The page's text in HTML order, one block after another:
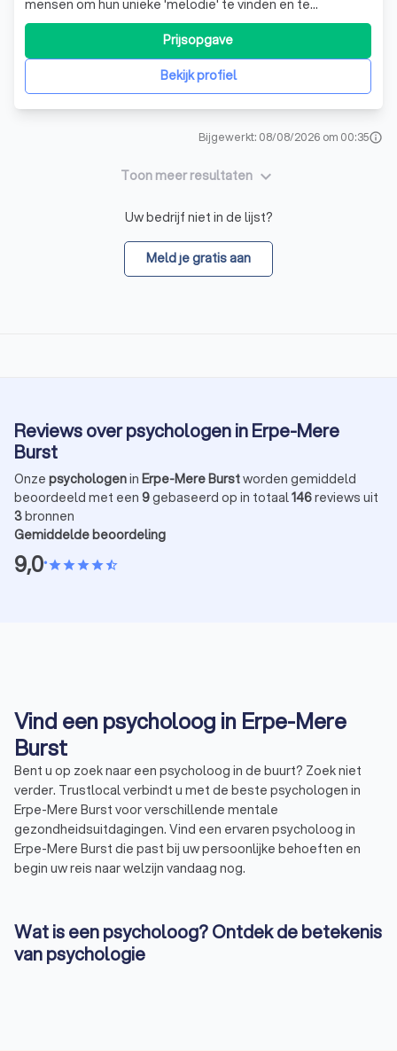
mensen om hun unieke 'melodie' te vinden en te
versterken. Als ervaren psychologen en
psychotherapeuten, begrijpen we dat ieder individu een
uniek verhaal heeft, en we zijn er om te luisteren, te
begrijpen en te begeleiden. Onze aanpak is gebas
Bekijk profiel
Prijsopgave
Bijgewerkt: 08/08/2026 om 00:35info
Toon meer resultaten keyboard_arrow_down
Uw bedrijf niet in de lijst?
Meld je gratis aan
Reviews over psychologen in Erpe-Mere
Burst
Onze psychologenin Erpe-Mere Burstworden gemiddeld
beoordeeld met een 9gebaseerd op in totaal146reviews uit
3bronnen
Gemiddelde beoordeling
9,0•starstarstarstarstar_half
Vind een psycholoog in Erpe-Mere
Burst
Bent u op zoek naar een psycholoog in de buurt? Zoek niet
verder. Trustlocal verbindt u met de beste psychologen in
Erpe-Mere Burst voor verschillende mentale
gezondheidsuitdagingen. Vind een ervaren psycholoog in
Erpe-Mere Burst die past bij uw persoonlijke behoeften en
begin uw reis naar welzijn vandaag nog.
Wat is een psycholoog? Ontdek de betekenis
van psychologie